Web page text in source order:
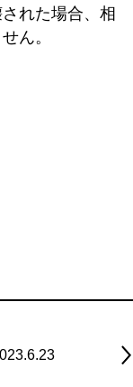
れた場合、相
ん。